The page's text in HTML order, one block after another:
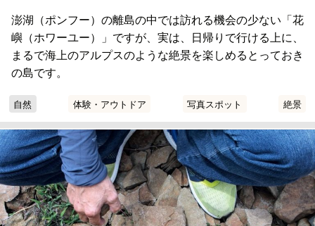
澎湖（ポンフー）の離島の中では訪れる機会の少ない「花
嶼（ホワーユー）」ですが、実は、日帰りで行ける上に、
まるで海上のアルプスのような絶景を楽しめるとっておき
の島です。
自然 体験・アウトドア 写真スポット 絶景